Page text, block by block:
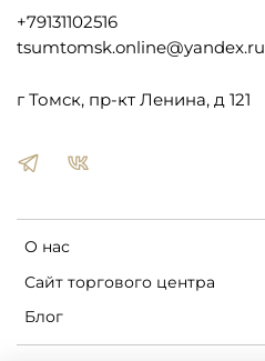
О нас
Сайт торгового центра
Блог
+79131102516
tsumtomsk.online@yandex.ru
г Томск, пр-кт Ленина, д 121